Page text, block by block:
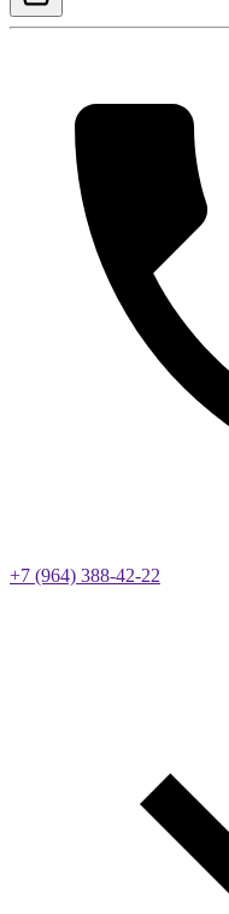
+7 (964) 388-42-22